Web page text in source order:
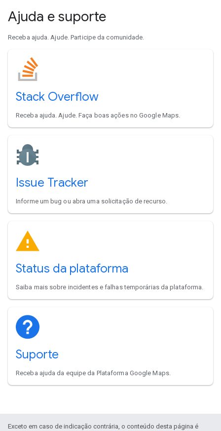
Ajuda e suporte
Receba ajuda. Ajude. Participe da comunidade.
Stack Overflow
Receba ajuda. Ajude. Faça boas ações no Google Maps.
Issue Tracker
Informe um bug ou abra uma solicitação de recurso.
Status da plataforma
Saiba mais sobre incidentes e falhas temporárias da plataforma.
Suporte
Receba ajuda da equipe da Plataforma Google Maps.
Exceto em caso de indicação contrária, o conteúdo desta página é